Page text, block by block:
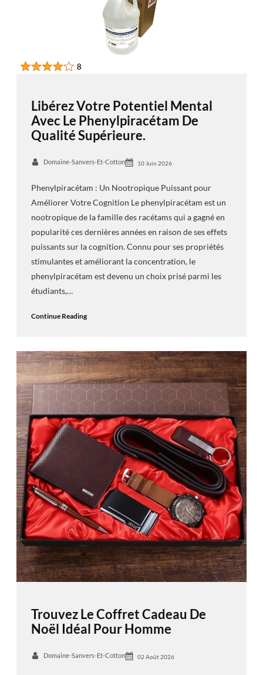
Libérez Votre Potentiel Mental
Avec Le Phenylpiracétam De
Qualité Supérieure.
Domaine-Sanvers-Et-Cotton 10 Juin 2026
Phenylpiracétam : Un Nootropique Puissant pour
Améliorer Votre Cognition Le phenylpiracétam est un
nootropique de la famille des racétams qui a gagné en
popularité ces dernières années en raison de ses effets
puissants sur la cognition. Connu pour ses propriétés
stimulantes et améliorant la concentration, le
phenylpiracétam est devenu un choix prisé parmi les
étudiants,…
Continue Reading
Trouvez Le Coffret Cadeau De
Noël Idéal Pour Homme
Domaine-Sanvers-Et-Cotton 02 Août 2026